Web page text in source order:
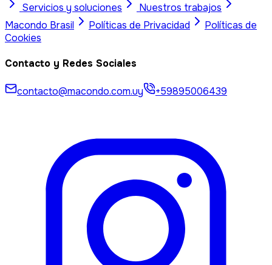
Servicios y soluciones
Nuestros trabajos
Macondo Brasil Políticas de Privacidad
Políticas de
Cookies
Contacto y Redes Sociales
contacto@macondo.com.uy +59895006439